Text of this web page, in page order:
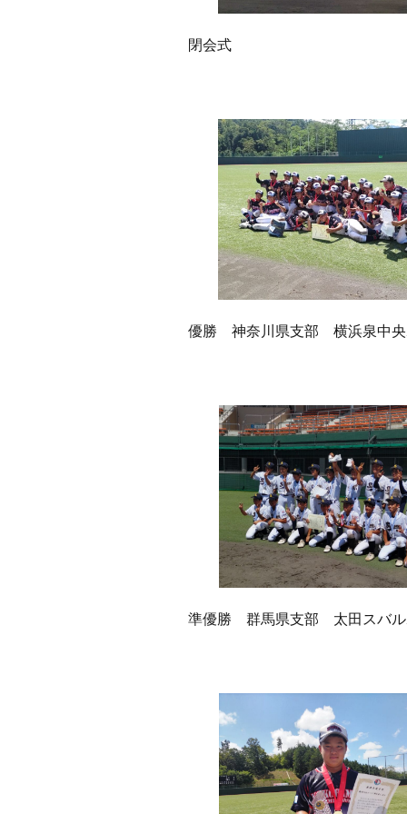
閉会式
優勝 神奈川県支部 横浜泉中央
準優勝 群馬県支部 太田スバル